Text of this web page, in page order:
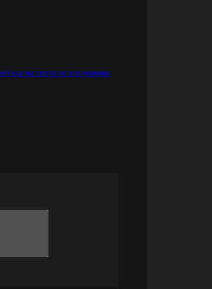
все на свете по его мнению.